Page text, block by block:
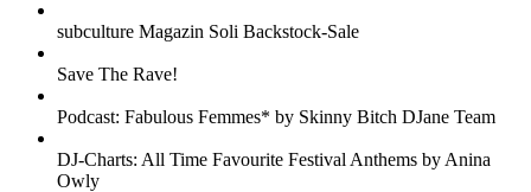
subculture Magazin Soli Backstock-Sale
Save The Rave!
Podcast: Fabulous Femmes* by Skinny Bitch DJane Team
DJ-Charts: All Time Favourite Festival Anthems by Anina
Owly